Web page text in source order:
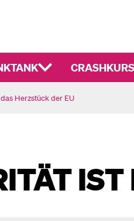
Herzstück der EU
IST